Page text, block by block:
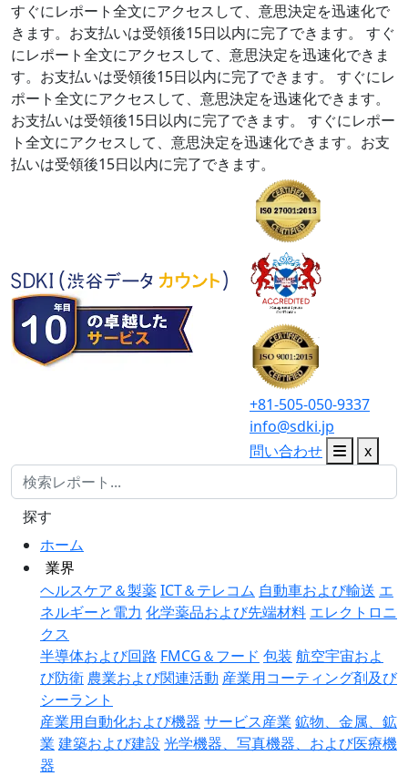
すぐにレポート全文にアクセスして、意思決定を迅速化で
きます。お支払いは受領後15日以内に完了できます。
すぐ
にレポート全文にアクセスして、意思決定を迅速化できま
す。お支払いは受領後15日以内に完了できます。
すぐにレ
ポート全文にアクセスして、意思決定を迅速化できます。
お支払いは受領後15日以内に完了できます。
すぐにレポー
ト全文にアクセスして、意思決定を迅速化できます。お支
払いは受領後15日以内に完了できます。
+81-505-050-9337
info@sdki.jp
問い合わせ
x
ホーム
業界
ヘルスケア＆製薬ICT＆テレコム 自動車および輸送 エ
ネルギーと電力 化学薬品および先端材料 エレクトロニ
クス
半導体および回路 FMCG＆フード 包装 航空宇宙およ
び防衛 農業および関連活動 産業用コーティング剤及び
シーラント
産業用自動化および機器 サービス産業 鉱物、金属、鉱
業 建築および建設 光学機器、写真機器、および医療機
器
探す